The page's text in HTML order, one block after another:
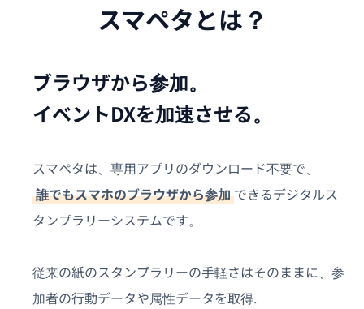
スマペタとは？
ブラウザから参加。
イベントDXを加速させる。
スマペタは、専用アプリのダウンロード不要で、
誰でもスマホのブラウザから参加 できるデジタルス
タンプラリーシステムです。
従来の紙のスタンプラリーの手軽さはそのままに、参
加者の行動データや属性データを取得.